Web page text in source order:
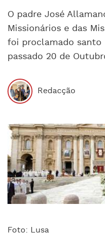
O padre José
Missionários e das
foi proclamado santo
passado 20 de
Redacção
Foto: Lusa